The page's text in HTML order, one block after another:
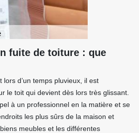
fuite de toiture : que
d’un temps pluvieux, il est
le toit qui devient dès lors très glissant.
à un professionnel en la matière et se
les plus sûrs de la maison et
meubles et les différentes